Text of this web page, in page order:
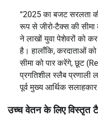
“2025 का बजट सरलता
रूप से जीरो-टैक्स की
ने लाखों युवा पेशेवरों को
है। हालाँकि, करदाताओं
सीमा को पार करेंगे, छूट
प्रगतिशील स्लैब प्रणाली
पूर्व मुख्य आर्थिक
उच्च वेतन के लिए विस्तृत